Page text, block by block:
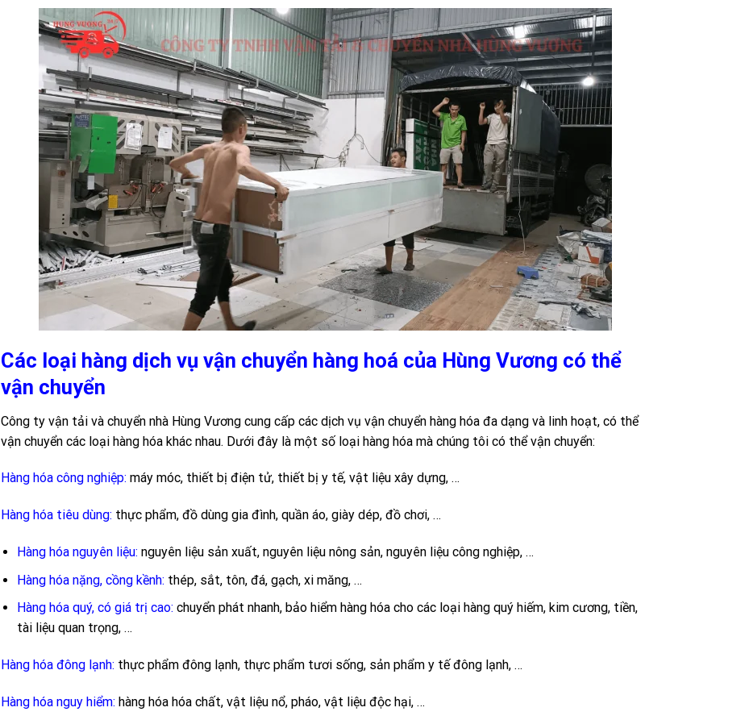
Các loại hàng dịch vụ vận chuyển hàng hoá của Hùng Vương có thể
vận chuyển
Công ty vận tải và chuyển nhà Hùng Vương cung cấp các dịch vụ vận chuyển hàng hóa đa dạng và linh hoạt, có thể
vận chuyển các loại hàng hóa khác nhau. Dưới đây là một số loại hàng hóa mà chúng tôi có thể vận chuyển:
Hàng hóa công nghiệp: máy móc, thiết bị điện tử, thiết bị y tế, vật liệu xây dựng, …
Hàng hóa tiêu dùng: thực phẩm, đồ dùng gia đình, quần áo, giày dép, đồ chơi, …
Hàng hóa nguyên liệu:nguyên liệu sản xuất, nguyên liệu nông sản, nguyên liệu công nghiệp, …
Hàng hóa nặng, cồng kềnh: thép, sắt, tôn, đá, gạch, xi măng, …
Hàng hóa quý, có giá trị cao: chuyển phát nhanh, bảo hiểm hàng hóa cho các loại hàng quý hiếm, kim cương, tiền,
tài liệu quan trọng, …
Hàng hóa đông lạnh: thực phẩm đông lạnh, thực phẩm tươi sống, sản phẩm y tế đông lạnh, …
Hàng hóa nguy hiểm: hàng hóa hóa chất, vật liệu nổ, pháo, vật liệu độc hại, …